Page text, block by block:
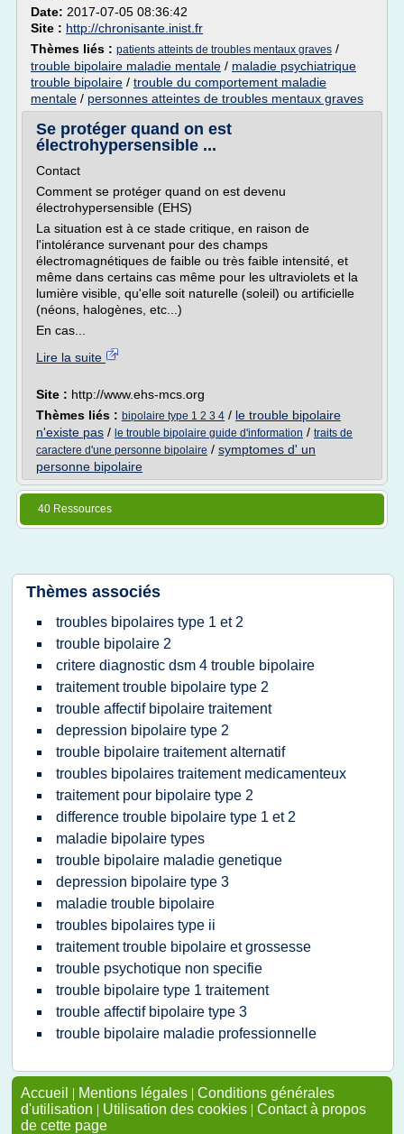
Date: 2017-07-05 08:36:42
Site : http://chronisante.inist.fr
Thèmes liés : patients atteints de troubles mentaux graves /
trouble bipolaire maladie mentale / maladie psychiatrique
trouble bipolaire / trouble du comportement maladie
mentale / personnes atteintes de troubles mentaux graves
Se protéger quand on est
électrohypersensible ...
Contact
Comment se protéger quand on est devenu
électrohypersensible (EHS)
La situation est à ce stade critique, en raison de
l'intolérance survenant pour des champs
électromagnétiques de faible ou très faible intensité, et
même dans certains cas même pour les ultraviolets et la
lumière visible, qu'elle soit naturelle (soleil) ou artificielle
(néons, halogènes, etc...)
En cas...
Lire la suite
Site : http://www.ehs-mcs.org
Thèmes liés : bipolaire type 1 2 3 4 / le trouble bipolaire
n'existe pas / le trouble bipolaire guide d'information / traits de
caractere d'une personne bipolaire / symptomes d' un
personne bipolaire
40 Ressources
Thèmes associés
troubles bipolaires type 1 et 2
trouble bipolaire 2
critere diagnostic dsm 4 trouble bipolaire
traitement trouble bipolaire type 2
trouble affectif bipolaire traitement
depression bipolaire type 2
trouble bipolaire traitement alternatif
troubles bipolaires traitement medicamenteux
traitement pour bipolaire type 2
difference trouble bipolaire type 1 et 2
maladie bipolaire types
trouble bipolaire maladie genetique
depression bipolaire type 3
maladie trouble bipolaire
troubles bipolaires type ii
traitement trouble bipolaire et grossesse
trouble psychotique non specifie
trouble bipolaire type 1 traitement
trouble affectif bipolaire type 3
trouble bipolaire maladie professionnelle
Accueil | Mentions légales | Conditions générales
d'utilisation | Utilisation des cookies | Contact à propos
de cette page